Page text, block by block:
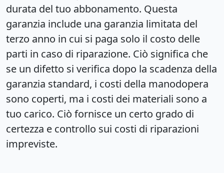
durata del tuo abbonamento. Questa
garanzia include una garanzia limitata del
terzo anno in cui si paga solo il costo delle
parti in caso di riparazione. Ciò significa che
se un difetto si verifica dopo la scadenza della
garanzia standard, i costi della manodopera
sono coperti, ma i costi dei materiali sono a
tuo carico. Ciò fornisce un certo grado di
certezza e controllo sui costi di riparazioni
impreviste.